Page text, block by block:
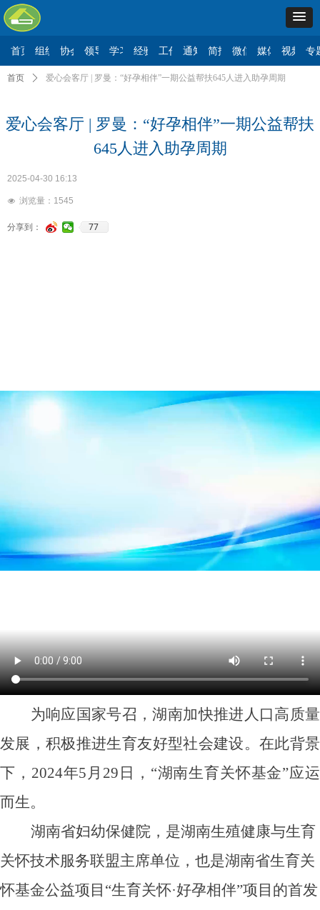
首页 组织机构协会要闻领导讲话学习二十大
经验交流工作动态通知公告简报信息微信公众号
媒体报道视频展专
爱心会客厅 | 罗曼：“好孕相伴”一期公益帮扶
645人进入助孕周期
为响应国家号召，湖南加快推进人口高质量
发展，积极推进生育友好型社会建设。在此背景
下，2024年5月29日，“湖南生育关怀基金”应运
而生。
湖南省妇幼保健院，是湖南生殖健康与生育
关怀技术服务联盟主席单位，也是湖南省生育关
怀基金公益项目“生育关怀·好孕相伴”项目的首发
首页 ꄲ 爱心会客厅 | 罗曼：“好孕相伴”一期公益帮扶645人进入助孕周期
2025-04-30 16:13
넶 浏览量： 1545
分享到： 77